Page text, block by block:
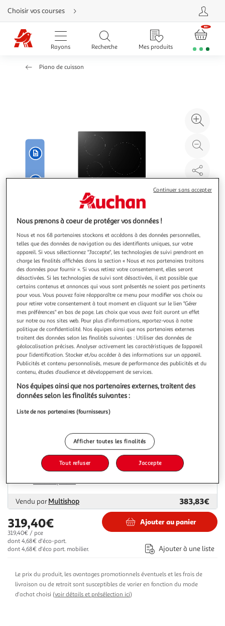
Aller
directement
au
contenu
Aller
directement
Aller
d'aide
Choisir vos courses
Rayons Recherche Mes produits
Piano de cuisson
100
%
le
Illustration
précédentesuivante
Livraison offerte
1.0 (1)
SAMSUNG
Table de cuisson à induction NZ63M3NM1BB, 60 cm, 3
Foyers
4000 W, Commandes sensitives, Minuteurs, 3 Boosters,
Noir
En savoir +
Garantie fabricant: 2 ans *
Livraison dès 6/7 jours
Livraison offerte
GpasPlus
Livraison dès 5/6 jours
4,99€
Plus d'options
Vendu parMultishop 383,83€
319,40€
319,40€ / pce
dont 4,68€ d'éco-part.
dont 4,68€ d'éco part. mobilier.
Ajouter au panier
Ajouter à une liste
Le prix du produit, les avantages promotionnels éventuels et les frais de
livraison ou de retrait sont susceptibles de varier en fonction du mode
d'achat choisi (voir détails et présélection ici)
Nous prenons à coeur de protéger vos données !
Nous et nos 68 partenaires stockons et accédons à des données personnelles,
telles que des données de navigation ou des identifiants uniques, sur votre
appareil. Si vous sélectionnez "J'accepte", les technologies de suivi prendront en
charge les finalités affichées dans la section « Nous et nos partenaires traitons
des données pour fournir ». Si vous retirez votre consentement, elles seront
désactivées. Si les technologies de suivi sont désactivées, il est possible que
certains contenus et annonces qui vous sont présentés ne soient pas pertinents
pour vous. Vous pouvez faire réapparaître ce menu pour modifier vos choix ou
pour retirer votre consentement à tout moment en cliquant sur le lien "Gérer
mes préférences" en bas de page. Les choix que vous avez fait auront un effet
sur notre ou nos sites web. Pour plus d’informations, reportez-vous à notre
politique de confidentialité. Nos équipes ainsi que nos partenaires externes
traitent des données selon les finalités suivantes : Utiliser des données de
géolocalisation précises. Analyser activement les caractéristiques de l’appareil
pour l’identification. Stocker et/ou accéder à des informations sur un appareil.
Publicités et contenu personnalisés, mesure de performance des publicités et du
contenu, études d’audience et développement de services.
Nos équipes ainsi que nos partenaires externes, traitent des
données selon les finalités suivantes :
Liste de nos partenaires (fournisseurs)
Afficher toutes les finalités
Tout refuser J'accepte
Continuer sans accepter